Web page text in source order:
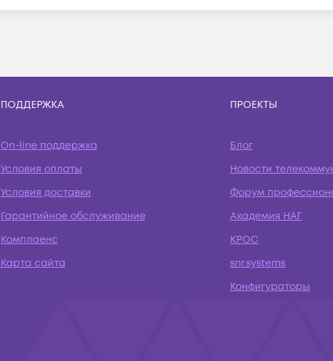
ПОДДЕРЖКА
On-line поддержка
Условия оплаты
Условия доставки
Гарантийное обслуживание
Комплаенс
Карта сайта
ПРОЕКТЫ
Блог
Новости
Форум
Академия НАГ
КРОС
snr.systems
Конфигураторы